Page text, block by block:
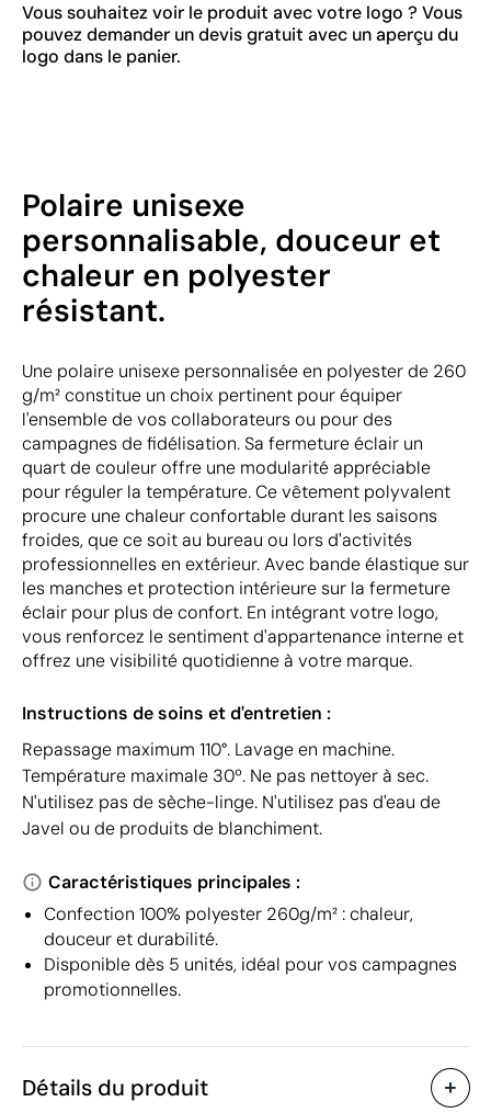
Vous souhaitez voir le produit avec votre logo ? Vous
pouvez demander un devis gratuit avec un aperçu du
logo dans le panier.
Polaire unisexe
personnalisable, douceur et
chaleur en polyester
résistant.
Une polaire unisexe personnalisée en polyester de 260
g/m² constitue un choix pertinent pour équiper
l'ensemble de vos collaborateurs ou pour des
campagnes de fidélisation. Sa fermeture éclair un
quart de couleur offre une modularité appréciable
pour réguler la température. Ce vêtement polyvalent
procure une chaleur confortable durant les saisons
froides, que ce soit au bureau ou lors d'activités
professionnelles en extérieur. Avec bande élastique sur
les manches et protection intérieure sur la fermeture
éclair pour plus de confort. En intégrant votre logo,
vous renforcez le sentiment d'appartenance interne et
offrez une visibilité quotidienne à votre marque.
Instructions de soins et d'entretien :
Repassage maximum 110°. Lavage en machine.
Température maximale 30º. Ne pas nettoyer à sec.
N'utilisez pas de sèche-linge. N'utilisez pas d'eau de
Javel ou de produits de blanchiment.
Caractéristiques principales :
Confection 100% polyester 260g/m² : chaleur,
douceur et durabilité.
Disponible dès 5 unités, idéal pour vos campagnes
promotionnelles.
Détails du produit